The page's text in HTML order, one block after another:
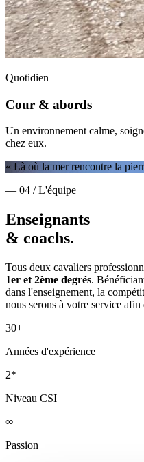
Quotidien
Cour & abords
Un environnement calme,
chez eux.
« Là où la mer rencontre la
— 04 / L'équipe
Enseignants
& coachs.
Tous deux cavaliers
1er et 2ème degrés.
dans l'enseignement, la
nous serons à votre service
30+
Années d'expérience
2*
Niveau CSI
∞
Passion